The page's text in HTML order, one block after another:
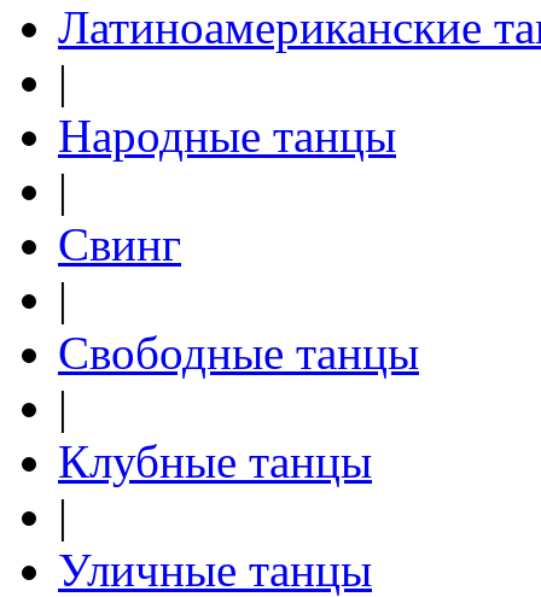
Латиноамериканские
|
Народные танцы
|
Свинг
|
Свободные танцы
|
Клубные танцы
|
Уличные танцы